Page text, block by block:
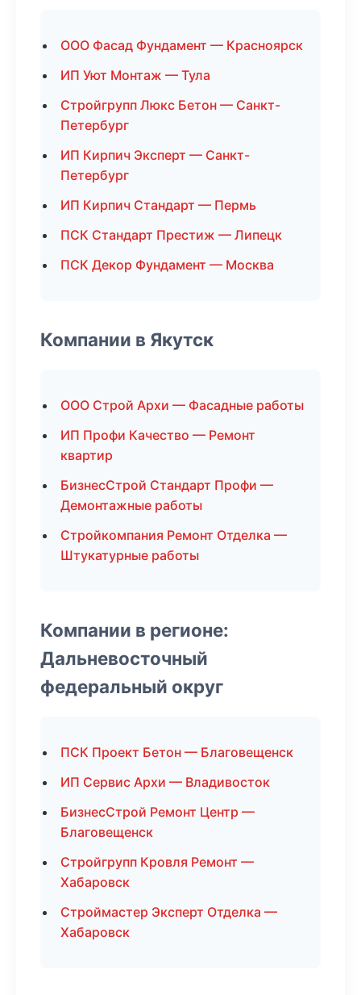
ООО Фасад Фундамент — Красноярск
ИП Уют Монтаж — Тула
Стройгрупп Люкс Бетон — Санкт-
Петербург
ИП Кирпич Эксперт — Санкт-
Петербург
ИП Кирпич Стандарт — Пермь
ПСК Стандарт Престиж — Липецк
ПСК Декор Фундамент — Москва
Компании в Якутск
ООО Строй Архи — Фасадные работы
ИП Профи Качество — Ремонт
квартир
БизнесСтрой Стандарт Профи —
Демонтажные работы
Стройкомпания Ремонт Отделка —
Штукатурные работы
Компании в регионе:
Дальневосточный
федеральный округ
ПСК Проект Бетон — Благовещенск
ИП Сервис Архи — Владивосток
БизнесСтрой Ремонт Центр —
Благовещенск
Стройгрупп Кровля Ремонт —
Хабаровск
Строймастер Эксперт Отделка —
Хабаровск